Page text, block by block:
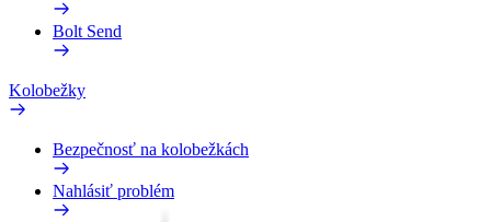
Bolt Send
Kolobežky
Bezpečnosť na kolobežkách
Nahlásiť problém